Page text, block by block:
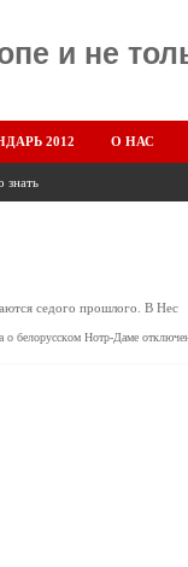
и не
2012 О НАС
знать
седого прошлого. В Нес
о белорусском Нотр-Даме